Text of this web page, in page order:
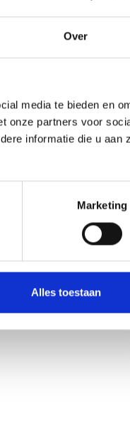
Over
media te bieden en
onze partners voor
informatie die u aan
Marketing
Alles toestaan
voorzien u van advies